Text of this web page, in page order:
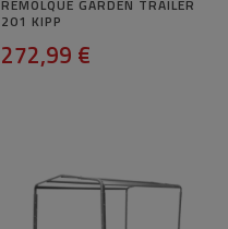
REMOLQUE GARDEN TRAILER
201 KIPP
272,99 €